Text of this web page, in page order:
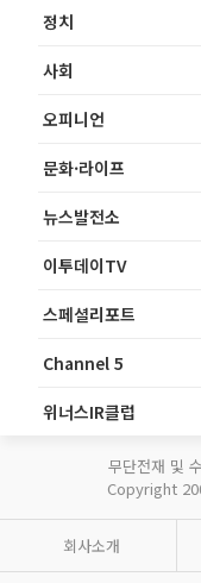
정치
사회
오피니언
문화·라이프
뉴스발전소
이투데이TV
스페셜리포트
Channel 5
위너스IR클럽
무단전재 및
Copyright
회사소개